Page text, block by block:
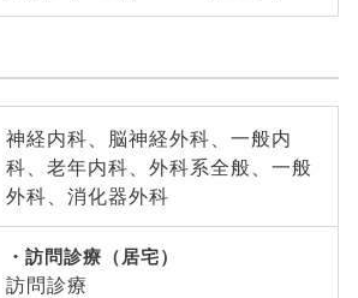
神経内科、脳神経外科、一般内
科、老年内科、外科系全般、一般
外科、消化器外科
訪問診療（居宅）
訪問診療